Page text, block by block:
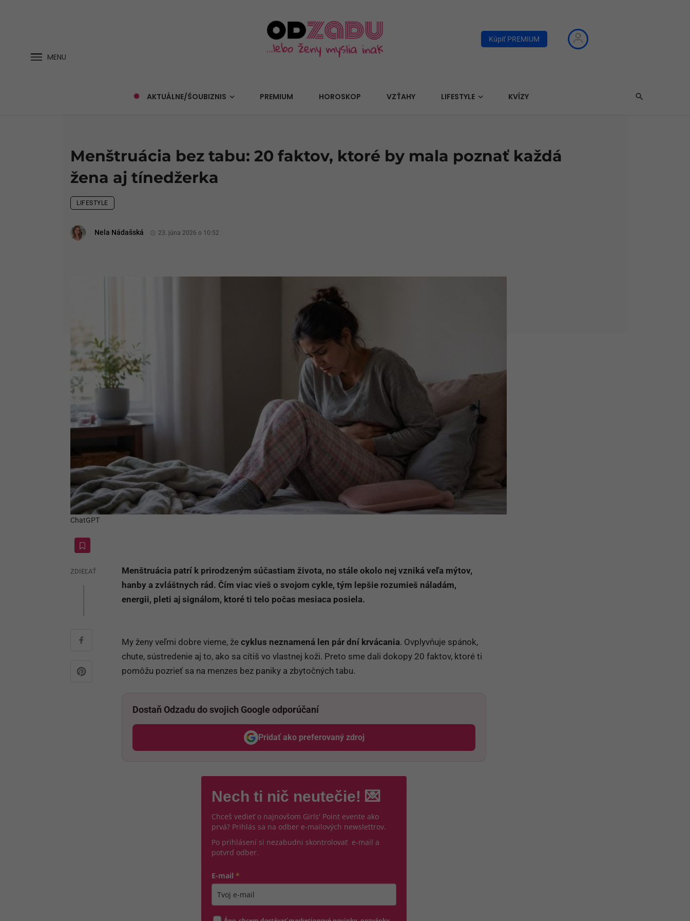
MENU
Kúpiť PREMIUM
AKTUÁLNE/ŠOUBIZNIS PREMIUM HOROSKOP VZŤAHY LIFESTYLE KVÍZY
Menštruácia bez tabu: 20 faktov, ktoré by mala poznať každá
žena aj tínedžerka
LIFESTYLE
Nela Nádašská 23. júna 2026 o 10:52
ChatGPT
ZDIEĽAŤ
Menštruácia patrí k prirodzeným súčastiam života, no stále okolo nej vzniká veľa mýtov,
hanby a zvláštnych rád. Čím viac vieš o svojom cykle, tým lepšie rozumieš náladám,
energii, pleti aj signálom, ktoré ti telo počas mesiaca posiela.
My ženy veľmi dobre vieme, že cyklus neznamená len pár dní krvácania. Ovplyvňuje spánok,
chute, sústredenie aj to, ako sa cítiš vo vlastnej koži. Preto sme dali dokopy 20 faktov, ktoré ti
pomôžu pozrieť sa na menzes bez paniky a zbytočných tabu.
Dostaň Odzadu do svojich Google odporúčaní
Pridať ako preferovaný zdroj
Odzadu, odkaz sa otvorí v novom okne
Nech ti nič neutečie! 💌
Chceš vedieť o najnovšom Girls' Point evente ako
prvá? Prihlás sa na odber e-mailových newslettrov.
Po prihlásení si nezabudni skontrolovať e-mail a
potvrď odber.
E-mail *